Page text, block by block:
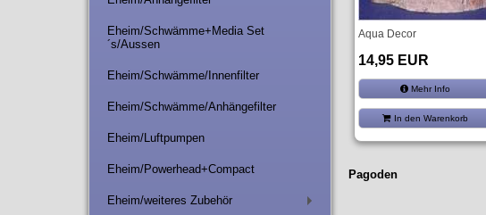
Eheim/Schwämme+Media Set
´s/Aussen
Eheim/Schwämme/Innenfilter
Eheim/Schwämme/Anhängefilter
Eheim/Luftpumpen
Eheim/Powerhead+Compact
Eheim/weiteres Zubehör
Aqua Decor
14,95 EUR
Mehr Info
In den Warenkorb
Pagoden